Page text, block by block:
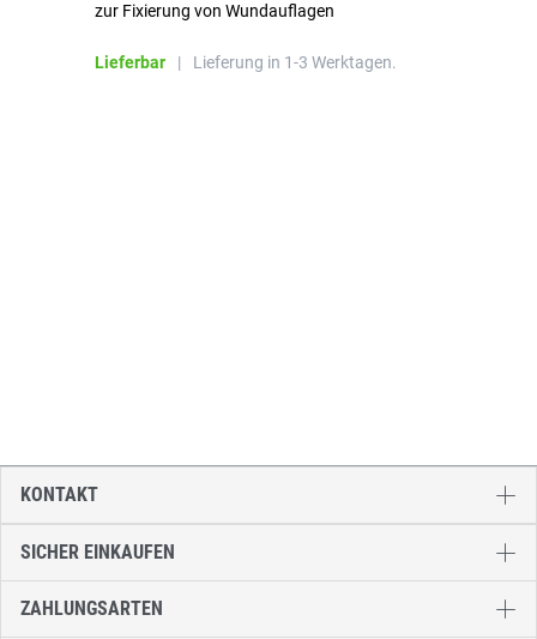
zur Fixierung von Wundauflagen
Lieferbar | Lieferung in 1-3 Werktagen.
SICHER EINKAUFEN
ZAHLUNGSARTEN
KONTAKT